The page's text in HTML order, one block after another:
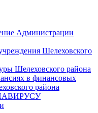
Администрации
Шелеховского
Шелеховского района
в финансовых
района